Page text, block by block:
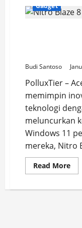
RTX
P15
Jadi
Gadget
Budi Santoso
PolluxTier –
memimpin
teknologi
meluncurkan
Windows 11
mereka, Nitro
Read MoreRead